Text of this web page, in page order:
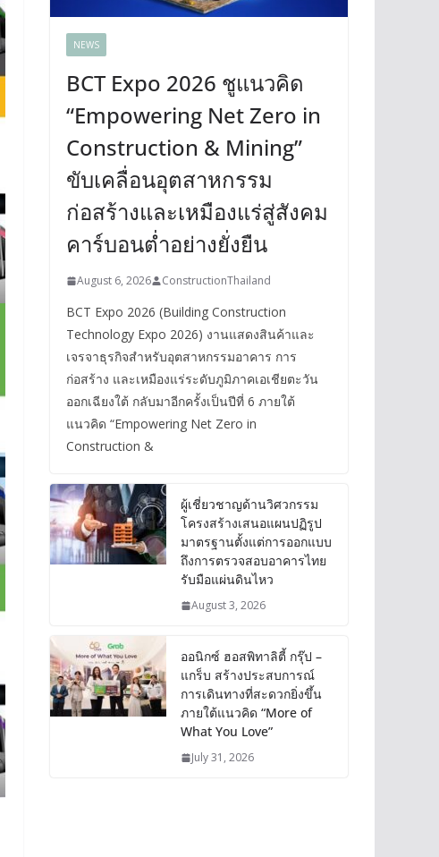
NEWS
BCT Expo 2026 ชูแนวคิด
“Empowering Net Zero in
Construction & Mining”
ขับเคลื่อนอุตสาหกรรม
ก่อสร้างและเหมืองแร่สู่สังคม
คาร์บอนต่ำอย่างยั่งยืน
August 6, 2026 ConstructionThailand
BCT Expo 2026 (Building Construction
Technology Expo 2026) งานแสดงสินค้าและ
เจรจาธุรกิจสำหรับอุตสาหกรรมอาคาร การ
ก่อสร้าง และเหมืองแร่ระดับภูมิภาคเอเชียตะวัน
ออกเฉียงใต้ กลับมาอีกครั้งเป็นปีที่ 6 ภายใต้
แนวคิด “Empowering Net Zero in
Construction &
ผู้เชี่ยวชาญด้านวิศวกรรม
โครงสร้างเสนอแผนปฏิรูป
มาตรฐานตั้งแต่การออกแบบ
ถึงการตรวจสอบอาคารไทย
รับมือแผ่นดินไหว
August 3, 2026
ออนิกซ์ ฮอสพิทาลิตี้ กรุ๊ป –
แกร็บ สร้างประสบการณ์
การเดินทางที่สะดวกยิ่งขึ้น
ภายใต้แนวคิด “More of
What You Love”
July 31, 2026